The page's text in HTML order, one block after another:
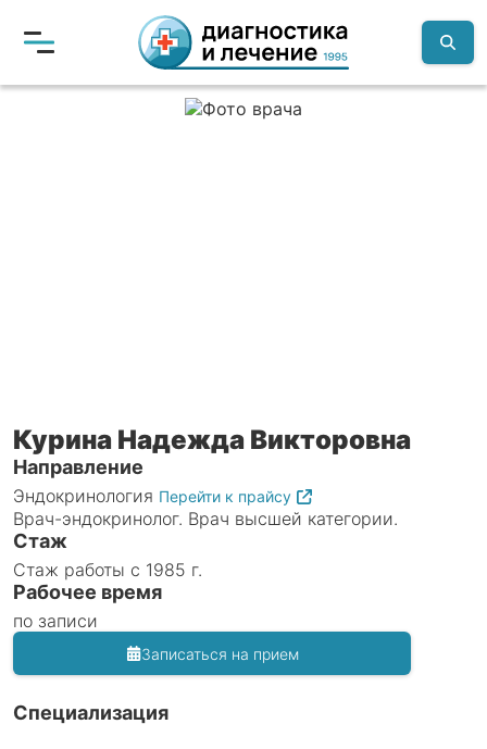
Курина Надежда Викторовна
Направление
Эндокринология Перейти к прайсу
Врач-эндокринолог. Врач высшей категории.
Стаж
Стаж работы с 1985 г.
Рабочее время
по записи
Записаться на прием
Специализация